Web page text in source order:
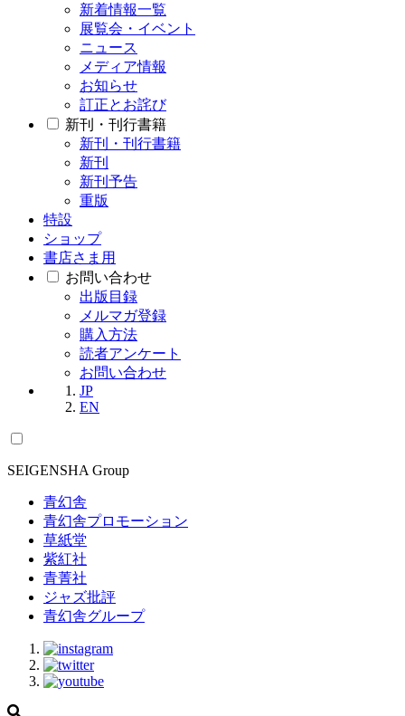
新着情報一覧
展覧会・イベント
ニュース
メディア情報
お知らせ
訂正とお詫び
新刊・刊行書籍
新刊・刊行書籍
新刊
新刊予告
重版
特設
ショップ
書店さま用
お問い合わせ
出版目録
メルマガ登録
購入方法
読者アンケート
お問い合わせ
JP
EN
SEIGENSHA Group
青幻舎
青幻舎プロモーション
草紙堂
紫紅社
青菁社
ジャズ批評
青幻舎グループ